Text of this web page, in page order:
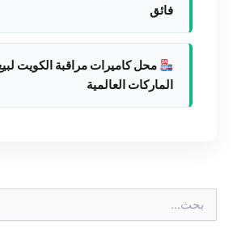
فائق
محل كاميرات مراقبة الكويت
الماركات العالمية